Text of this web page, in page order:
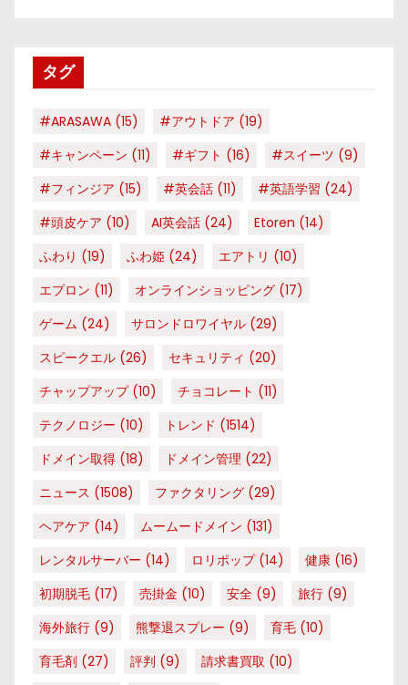
ータグ
#ARASAWA (15) #アウトドア (19)
#キャンペーン (11) #ギフト (16) #スイーツ (9)
#フィンジア (15) #英会話 (11) #英語学習 (24)
#頭皮ケア (10) AI英会話 (24) Etoren (14)
ふわり (19) ふわ姫 (24) エアトリ (10)
エプロン (11) オンラインショッピング (17)
ゲーム (24) サロンドロワイヤル (29)
スピークエル (26) セキュリティ (20)
チャップアップ(10) チョコレート (11)
テクノロジー (10) トレンド (1514)
ドメイン取得 (18) ドメイン管理 (22)
ニュース (1508) ファクタリング (29)
ヘアケア (14) ムームードメイン (131)
レンタルサーバー (14) ロリポップ(14) 健康 (16)
初期脱毛 (17) 売掛金 (10) 安全 (9) 旅行 (9)
海外旅行 (9) 熊撃退スプレー (9) 育毛 (10)
育毛剤 (27) 評判 (9) 請求書買取 (10)